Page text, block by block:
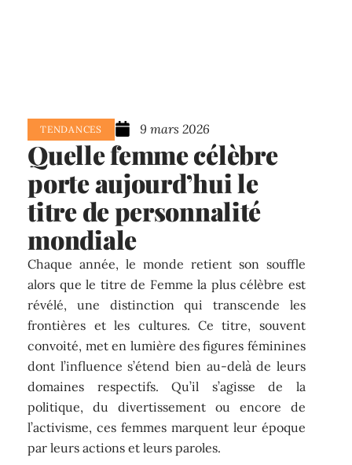
TENDANCES 9 mars 2026
Quelle femme célèbre
porte aujourd’hui le
titre de personnalité
mondiale
Chaque année, le monde retient son souffle
alors que le titre de Femme la plus célèbre est
révélé, une distinction qui transcende les
frontières et les cultures. Ce titre, souvent
convoité, met en lumière des figures féminines
dont l’influence s’étend bien au-delà de leurs
domaines respectifs. Qu’il s’agisse de la
politique, du divertissement ou encore de
l’activisme, ces femmes marquent leur époque
par leurs actions et leurs paroles.